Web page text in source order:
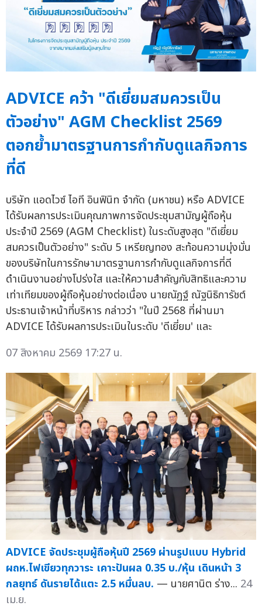
ADVICE คว้า "ดีเยี่ยมสมควรเป็น
ตัวอย่าง" AGM Checklist 2569
ตอกย้ำมาตรฐานการกำกับดูแลกิจการ
ที่ดี
บริษัท แอดไวซ์ ไอที อินฟินิท จำกัด (มหาชน) หรือ ADVICE
ได้รับผลการประเมินคุณภาพการจัดประชุมสามัญผู้ถือหุ้น
ประจำปี 2569 (AGM Checklist) ในระดับสูงสุด "ดีเยี่ยม
สมควรเป็นตัวอย่าง" ระดับ 5 เหรียญทอง สะท้อนความมุ่งมั่น
ของบริษัทในการรักษามาตรฐานการกำกับดูแลกิจการที่ดี
ดำเนินงานอย่างโปร่งใส และให้ความสำคัญกับสิทธิและความ
เท่าเทียมของผู้ถือหุ้นอย่างต่อเนื่อง นายณัฏฐ์ ณัฐนิธิการัชต์
ประธานเจ้าหน้าที่บริหาร กล่าวว่า "ในปี 2568 ที่ผ่านมา
ADVICE ได้รับผลการประเมินในระดับ 'ดีเยี่ยม' และ
07 สิงหาคม 2569 17:27 น.
ADVICE จัดประชุมผู้ถือหุ้นปี 2569 ผ่านรูปแบบ Hybrid
ผถห.ไฟเขียวทุกวาระ เคาะปันผล 0.35 บ./หุ้น เดินหน้า 3
กลยุทธ์ ดันรายได้แตะ 2.5 หมื่นลบ. — นายศานิต ร่าง... 24
เม.ย.